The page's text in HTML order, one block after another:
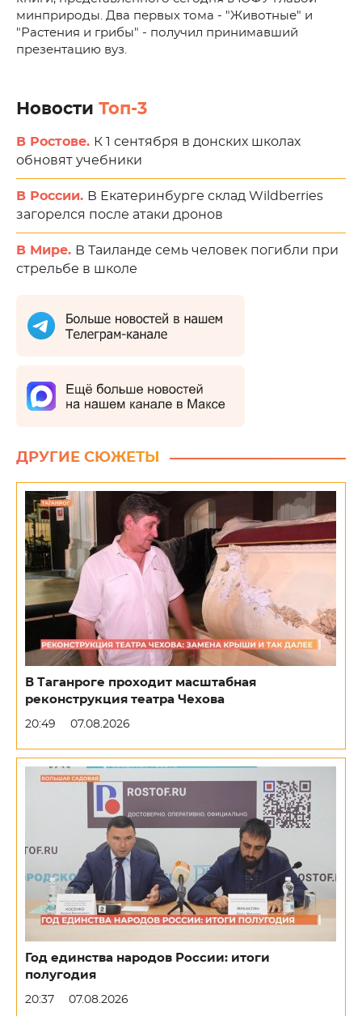
минприроды. Два первых тома - "Животные" и
"Растения и грибы" - получил принимавший
презентацию вуз.
Новости Топ-3
В Ростове. К 1 сентября в донских школах
обновят учебники
В России. В Екатеринбурге склад Wildberries
загорелся после атаки дронов
В Мире. В Таиланде семь человек погибли при
стрельбе в школе
ДРУГИЕ СЮЖЕТЫ
В Таганроге проходит масштабная
реконструкция театра Чехова
20:49 07.08.2026
Год единства народов России: итоги
полугодия
20:37 07.08.2026